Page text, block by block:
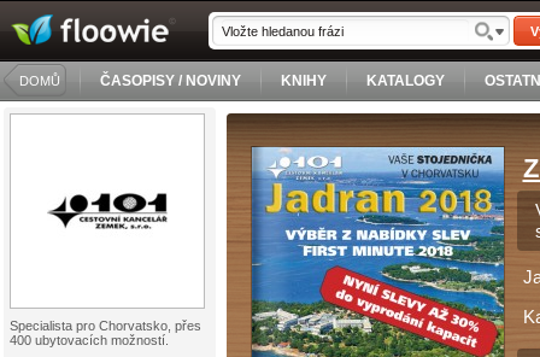
DOMŮ ČASOPISY / NOVINY KNIHY KATALOGY
Specialista pro Chorvatsko, přes
400 ubytovacích možností.